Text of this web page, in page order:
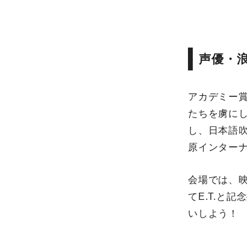
声優・
アカデミー
たちを虜に
し、日本語
原インター
会場では、
てE.T.と記
いしよう！